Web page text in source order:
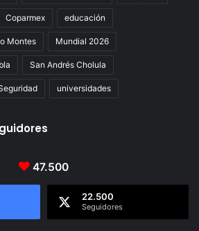
Coparmex educación
Montes Mundial 2026
San Andrés Cholula
universidades
47.500
22.500
Seguidores